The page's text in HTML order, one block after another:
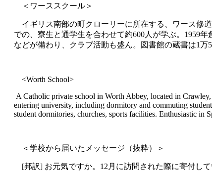
＜ワーススクール＞
イギリス南部の町クローリーに所在する、ワース修
での、寮生と通学生を合わせて約600人が学ぶ。1959
などが備わり、クラブ活動も盛ん。図書館の蔵書は1万5
<Worth School>
A Catholic private school in Worth Abbey, located in
entering university, including dormitory and commuting
student dormitories, churches, sports facilities. Enthusiastic in
＜学校から届いたメッセージ（抜粋）＞
[邦訳] お元気ですか。12月に訪問された際に寄付し